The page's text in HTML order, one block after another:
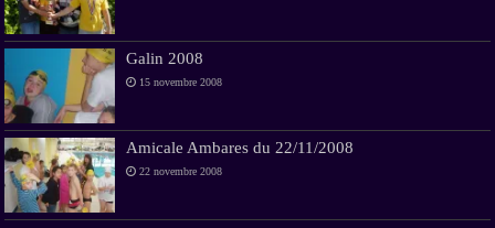
Galin 2008
15 novembre 2008
Amicale Ambares du 22/11/2008
22 novembre 2008